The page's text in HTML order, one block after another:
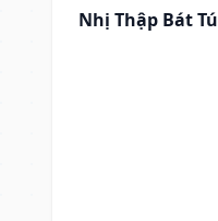
Nhị Thập Bát Tú